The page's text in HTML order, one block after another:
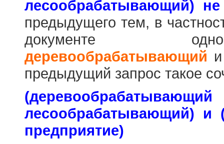
лесообрабатывающий) не
предыдущего тем, в
документе
деревообрабатывающий
предыдущий запрос такое
лесообрабатывающий) и
предприятие)